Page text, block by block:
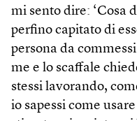
mi sento dire: ‘Cosa
perfino capitato di
persona da
me e lo scaffale
stessi lavorando,
io sapessi come